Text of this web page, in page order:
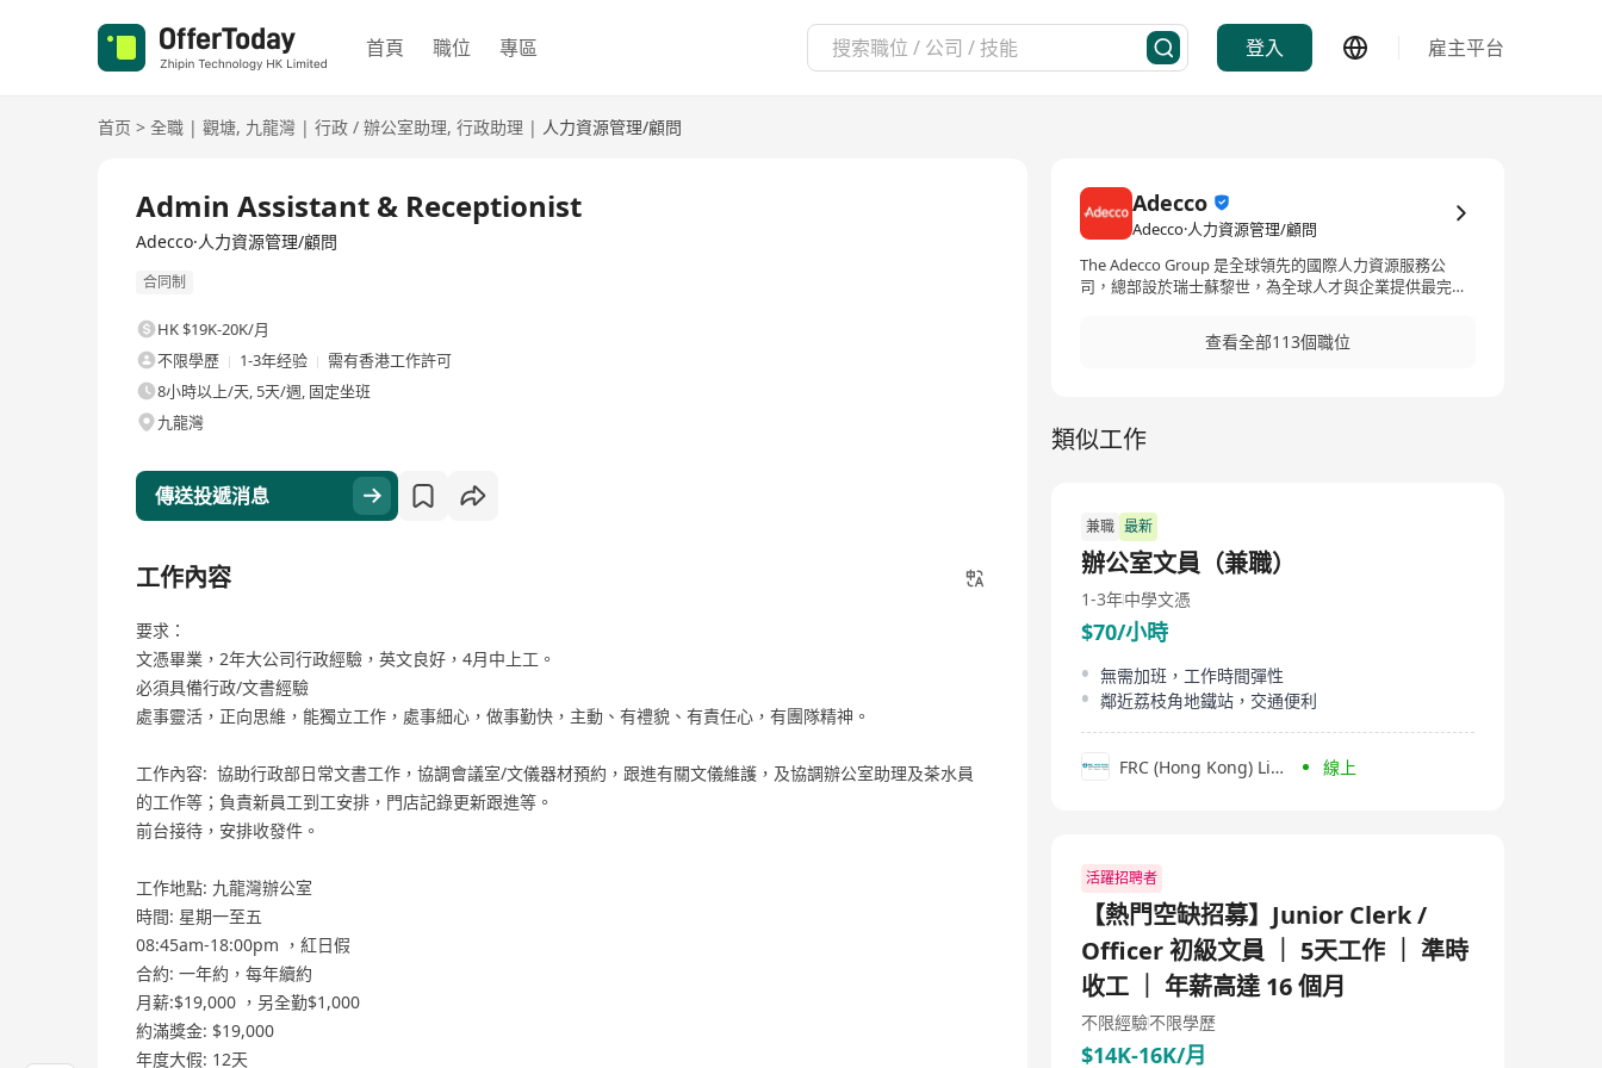
首頁 職位 專區 登入 雇主平台
首页 > 全職 | 觀塘, 九龍灣 | 行政 / 辦公室助理, 行政助理 | 人力資源管理/顧問
Admin Assistant & Receptionist
Adecco·人力資源管理/顧問
合同制
HK $19K-20K/月
不限學歷
1-3年经验
需有香港工作許可
8小時以上/天, 5天/週, 固定坐班
九龍灣
傳送投遞消息
工作內容
要求：
文憑畢業，2年大公司行政經驗，英文良好，4月中上工。
必須具備行政/文書經驗
處事靈活，正向思維，能獨立工作，處事細心，做事勤快，主動、有禮貌、有責任心，有團隊精神。
工作內容: 協助行政部日常文書工作，協調會議室/文儀器材預約，跟進有關文儀維護，及協調辦公室助理及茶水員
的工作等；負責新員工到工安排，門店記錄更新跟進等。
前台接待，安排收發件。
工作地點: 九龍灣辦公室
時間: 星期一至五
08:45am-18:00pm ，紅日假
合約: 一年約，每年續約
月薪:$19,000 ，另全勤$1,000
約滿獎金: $19,000
年度大假: 12天
Adecco
Adecco·人力資源管理/顧問
The Adecco Group 是全球領先的國際人力資源服務公
司，總部設於瑞士蘇黎世，為全球人才與企業提供最完善
聘、短期員工招聘、職業生涯轉換、人才發掘及發展、人
力資源外判及專業諮詢。 作爲全球財富 500強企業，憑藉
provider, based in Zurich, Switzerland. With our 360°
service offering, we provide a one-stop-shop for all HR
recruitment, temporary staffing, career transition,
talent development, outsourcing and consulting. As a
Global Fortune 500 organization, we possess extensive
global expertise and local insights, enabling us to assist
organizations in building successful teams and to help
individuals in their careers.
查看全部113個職位
類似工作
兼職 最新
辦公室文員（兼職）
1-3年中學文憑
$70/小時
無需加班，工作時間彈性
鄰近荔枝角地鐵站，交通便利
FRC (Hong Kong) Limited 線上
活躍招聘者
【熱門空缺招募】Junior Clerk /
Officer 初級文員 ｜ 5天工作 ｜ 準時
收工 ｜ 年薪高達 16 個月
不限經驗不限學歷
$14K-16K/月